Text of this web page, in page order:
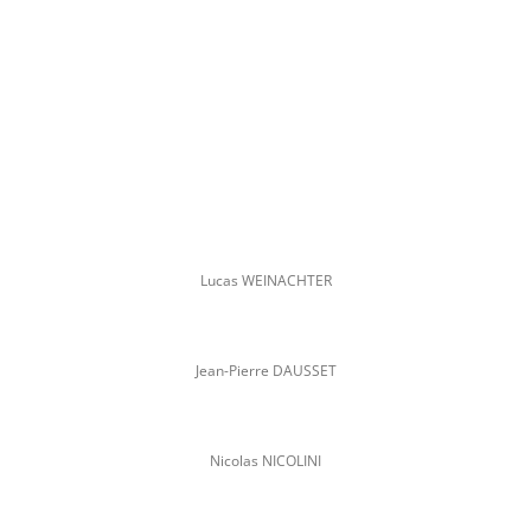
Lucas WEINACHTER
Jean-Pierre DAUSSET
Nicolas NICOLINI